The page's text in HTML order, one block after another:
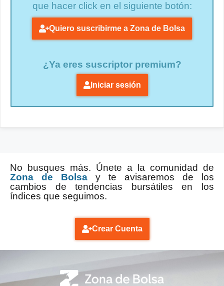
que hacer click en el siguiente botón:
Quiero suscribirme a Zona de Bolsa
¿Ya eres suscriptor premium?
Iniciar sesión
No busques más. Únete a la comunidad de
Zona de Bolsa y te avisaremos de los
cambios de tendencias bursátiles en los
índices que seguimos.
Crear Cuenta